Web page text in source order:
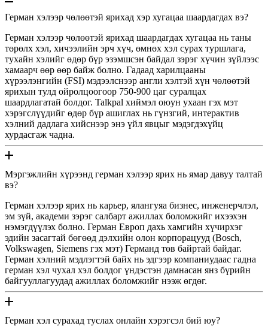
Герман хэлээр чөлөөтэй ярихад хэр хугацаа шаардагдах вэ?
Герман хэлээр чөлөөтэй ярихад шаардагдах хугацаа нь таны
төрөлх хэл, хичээлийн эрч хүч, өмнөх хэл сурах туршлага,
тухайн хэлийг өдөр бүр эзэмшсэн байдал зэрэг хүчин зүйлээс
хамаарч өөр өөр байж болно. Гадаад харилцааны
хүрээлэнгийн (FSI) мэдээлснээр англи хэлтэй хүн чөлөөтэй
ярихын тулд ойролцоогоор 750-900 цаг суралцах
шаардлагатай болдог. Talkpal хиймэл оюун ухаан гэх мэт
хэрэгслүүдийг өдөр бүр ашиглах нь гүнзгий, интерактив
хэлний дадлага хийснээр энэ үйл явцыг мэдэгдэхүйц
хурдасгаж чадна.
Мэргэжлийн хүрээнд герман хэлээр ярих нь ямар давуу талтай
вэ?
Герман хэлээр ярих нь карьер, ялангуяа бизнес, инженерчлэл,
эм зүй, академи зэрэг салбарт ажиллах боломжийг ихээхэн
нэмэгдүүлэх болно. Герман Европ дахь хамгийн хүчирхэг
эдийн засагтай бөгөөд дэлхийн олон корпорацууд (Bosch,
Volkswagen, Siemens гэх мэт) Германд төв байртай байдаг.
Герман хэлний мэдлэгтэй байх нь эдгээр компаниудаас гадна
герман хэл чухал хэл болдог үндэстэн дамнасан янз бүрийн
байгууллагуудад ажиллах боломжийг нээж өгдөг.
Герман хэл сурахад туслах онлайн хэрэгсэл бий юу?